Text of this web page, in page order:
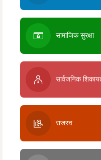
सामाजिक सुरक्षा
सार्वजनिक
राजस्व